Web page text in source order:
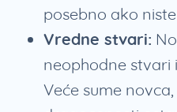
posebno ako
Vredne stvari:
neophodne stvari
Veće sume